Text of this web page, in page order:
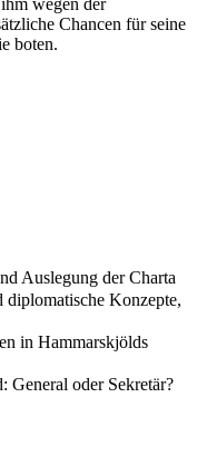
Chancen für seine
boten.
Auslegung der Charta
Konzepte,
in Hammarskjölds
General oder Sekretär?